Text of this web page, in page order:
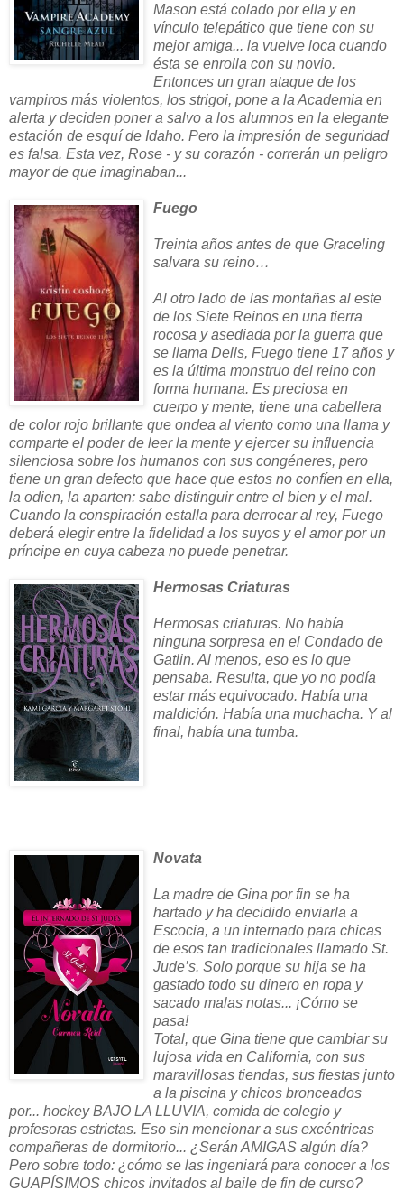
Mason está colado por ella y en
vínculo telepático que tiene con su
mejor amiga... la vuelve loca cuando
ésta se enrolla con su novio.
Entonces un gran ataque de los
vampiros más violentos, los strigoi, pone a la Academia en
alerta y deciden poner a salvo a los alumnos en la elegante
estación de esquí de Idaho. Pero la impresión de seguridad
es falsa. Esta vez, Rose - y su corazón - correrán un peligro
mayor de que imaginaban...
Fuego
Treinta años antes de que Graceling
salvara su reino…
Al otro lado de las montañas al este
de los Siete Reinos en una tierra
rocosa y asediada por la guerra que
se llama Dells, Fuego tiene 17 años y
es la última monstruo del reino con
forma humana. Es preciosa en
cuerpo y mente, tiene una cabellera
de color rojo brillante que ondea al viento como una llama y
comparte el poder de leer la mente y ejercer su influencia
silenciosa sobre los humanos con sus congéneres, pero
tiene un gran defecto que hace que estos no confíen en ella,
la odien, la aparten: sabe distinguir entre el bien y el mal.
Cuando la conspiración estalla para derrocar al rey, Fuego
deberá elegir entre la fidelidad a los suyos y el amor por un
príncipe en cuya cabeza no puede penetrar.
Hermosas Criaturas
Hermosas criaturas. No había
ninguna sorpresa en el Condado de
Gatlin. Al menos, eso es lo que
pensaba. Resulta, que yo no podía
estar más equivocado. Había una
maldición. Había una muchacha. Y al
final, había una tumba.
Novata
La madre de Gina por fin se ha
hartado y ha decidido enviarla a
Escocia, a un internado para chicas
de esos tan tradicionales llamado St.
Jude’s. Solo porque su hija se ha
gastado todo su dinero en ropa y
sacado malas notas... ¡Cómo se
pasa!
Total, que Gina tiene que cambiar su
lujosa vida en California, con sus
maravillosas tiendas, sus fiestas junto
a la piscina y chicos bronceados
por... hockey BAJO LA LLUVIA, comida de colegio y
profesoras estrictas. Eso sin mencionar a sus excéntricas
compañeras de dormitorio... ¿Serán AMIGAS algún día?
Pero sobre todo: ¿cómo se las ingeniará para conocer a los
GUAPÍSIMOS chicos invitados al baile de fin de curso?